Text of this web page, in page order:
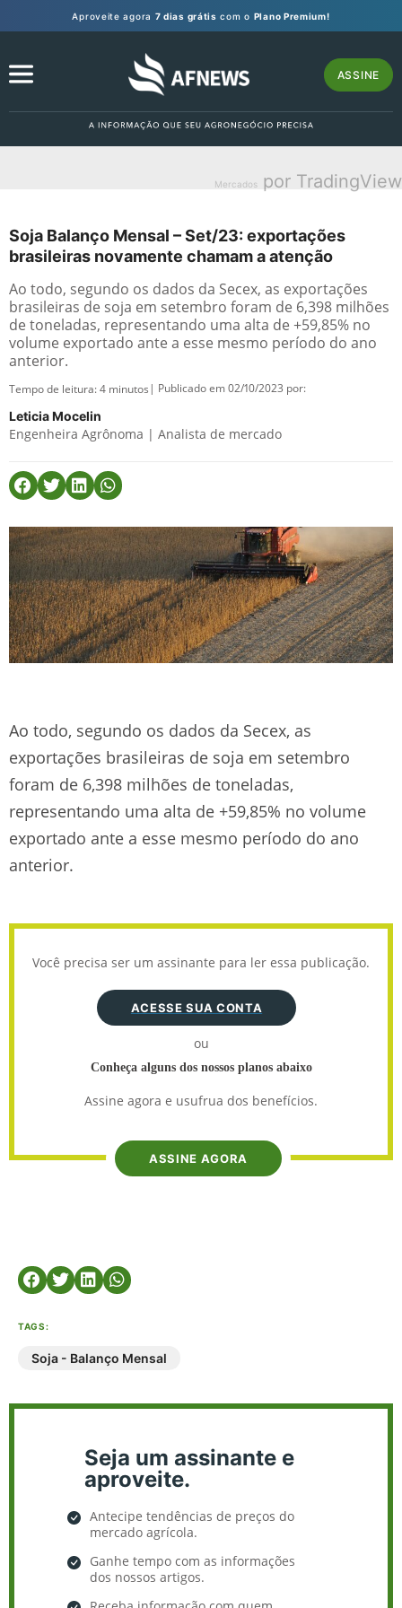
Aproveite agora 7 dias grátis com o Plano Premium!
ASSINE
Mercados por TradingView
Soja Balanço Mensal – Set/23: exportações
brasileiras novamente chamam a atenção
Ao todo, segundo os dados da Secex, as exportações
brasileiras de soja em setembro foram de 6,398 milhões
de toneladas, representando uma alta de +59,85% no
volume exportado ante a esse mesmo período do ano
anterior.
Tempo de leitura:4 minutos | Publicado em 02/10/2023 por:
Leticia Mocelin
Engenheira Agrônoma | Analista de mercado
Ao todo, segundo os dados da Secex, as
exportações brasileiras de soja em setembro
foram de 6,398 milhões de toneladas,
representando uma alta de +59,85% no volume
exportado ante a esse mesmo período do ano
anterior.
Você precisa ser um assinante para ler essa publicação.
ACESSE SUA CONTA
ou
Conheça alguns dos nossos planos abaixo
Assine agora e usufrua dos benefícios.
ASSINE AGORA
TAGS:
Soja - Balanço Mensal
Seja um assinante e
aproveite.
Antecipe tendências de preços do
mercado agrícola.
Ganhe tempo com as informações
dos nossos artigos.